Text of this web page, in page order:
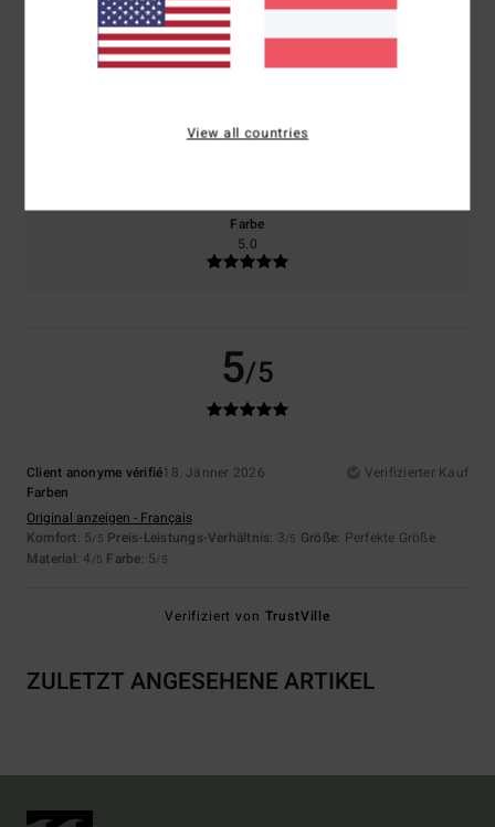
Komfort
5.0
Preis-Leistungs-Verhältnis
Farbe
5.0
5/5
Client anonyme vérifié18. Jänner 2026
Verifizierter Kauf
Farben
Original anzeigen - Français
Komfort: 5/5 Preis-Leistungs-Verhältnis: 3/5 Größe: Perfekte Größe
Material: 4 /5 Farbe: 5/5
Verifiziert von TrustVille
ZULETZT ANGESEHENE ARTIKEL
View all countries